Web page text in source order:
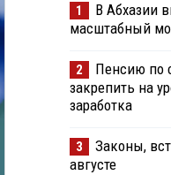
1
В Абхазии
масштабный
2
Пенсию по
закрепить на
заработка
3
Законы,
августе